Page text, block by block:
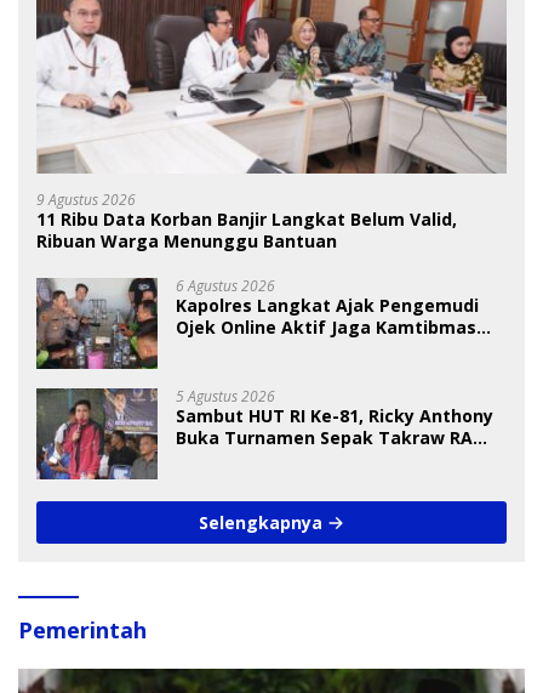
9 Agustus 2026
11 Ribu Data Korban Banjir Langkat Belum Valid,
Ribuan Warga Menunggu Bantuan
6 Agustus 2026
Kapolres Langkat Ajak Pengemudi
Ojek Online Aktif Jaga Kamtibmas
5 Agustus 2026
Sambut HUT RI Ke-81, Ricky Anthony
Buka Turnamen Sepak Takraw RA
Selengkapnya
Pemerintah